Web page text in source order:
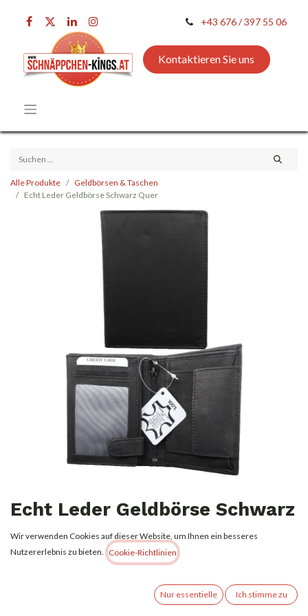
+43 676 / 397 55 06
Kontaktieren Sie uns
Alle Produkte
Geldbörsen & Taschen
Echt Leder Geldbörse Schwarz Quer
Echt Leder Geldbörse Schwarz
Quer
Alle Preise inkl. MwSt.
Wir verwenden Cookies auf dieser Website, um Ihnen ein besseres
Nutzererlebnis zu bieten.
Cookie-Richtlinien
Nur essentielle Ich stimme zu